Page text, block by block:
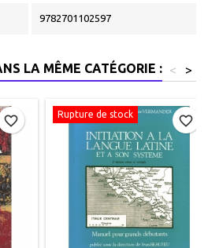
9782701102597
LA MÊME CATÉGORIE : >
<
favorite_border Rupture de stock favorite_border